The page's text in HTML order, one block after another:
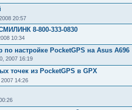
20:57
8-800-333-0830
10:34
настройке PocketGPS на Asus A696
2007 16:19
точек из PocketGPS в GPX
14:26